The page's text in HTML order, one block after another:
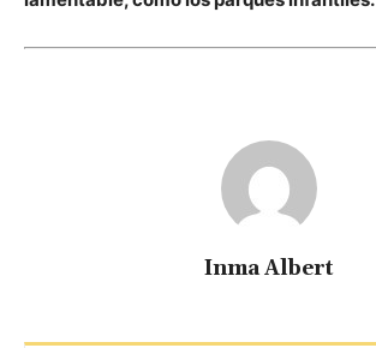
Inma Albert